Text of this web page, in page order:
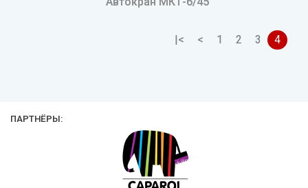
|< < 1 2 3 4
ПАРТНЁРЫ: